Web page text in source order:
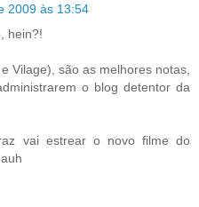
2009 às 13:54
hein?!
Vilage), são as melhores notas,
o blog detentor da
vai estrear o novo filme do